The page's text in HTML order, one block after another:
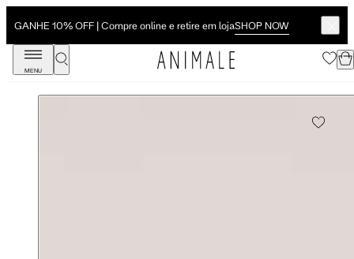
GANHE 10% OFF | Compre online e retire em lojaSHOP NOW
MENU